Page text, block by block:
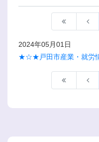
2024年05月01日
★☆★戸田市産業・就